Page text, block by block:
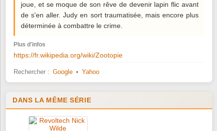
joue, et se moque de son rêve de devenir lapin flic avant
de s'en aller. Judy en sort traumatisée, mais encore plus
déterminée à combattre le crime.
Plus d'infos
https://fr.wikipedia.org/wiki/Zootopie
Rechercher : Google • Yahoo
DANS LA MÊME SÉRIE